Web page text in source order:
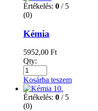
Értékelés: 0 / 5
(0)
Kémia
5952,00 Ft
Qty:
Kosárba teszem
Értékelés: 0 / 5
(0)